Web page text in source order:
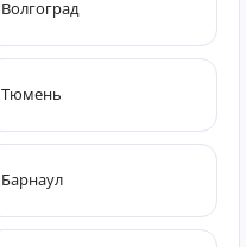
Волгоград
Тюмень
Барнаул